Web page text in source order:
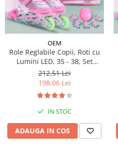
OEM
Role Reglabile Copii, Roti cu
Lumini LED, 35 - 38, Set
Protectie - ROZ
212,51 Lei
198,06 Lei
IN STOC
ADAUGA IN COS